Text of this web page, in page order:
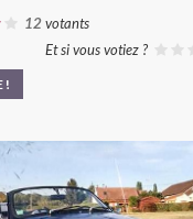
MODÈLES ET MARQUES
12votants
Et si vous votiez ?
!